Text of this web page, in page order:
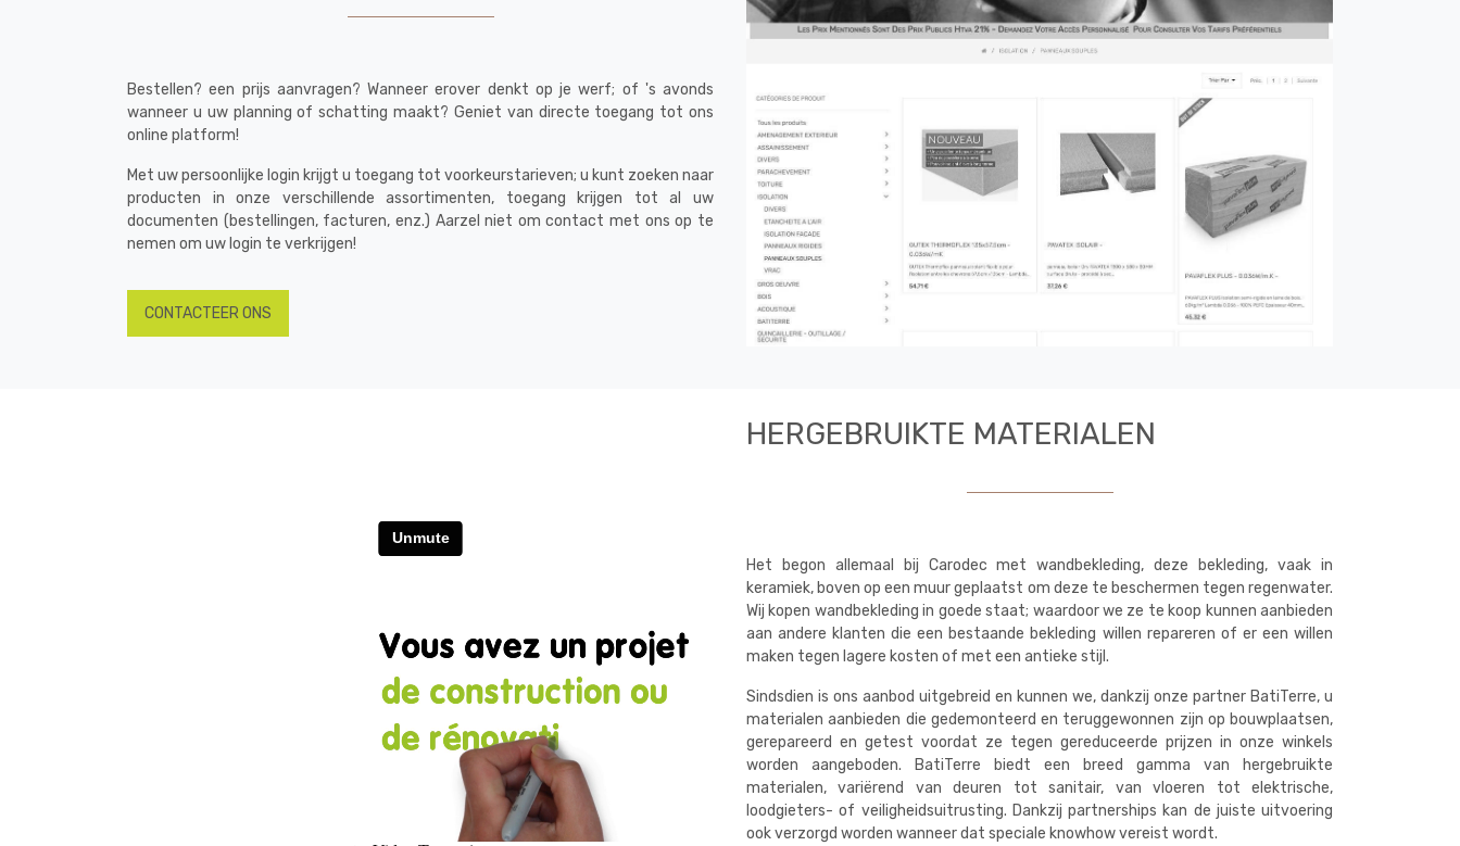
Bestellen? een prijs aanvragen? Wanneer erover denkt op je werf; of 's avonds
wanneer u uw planning of schatting maakt? Geniet van directe toegang tot ons
online platform!
Met uw persoonlijke login krijgt u toegang tot voorkeurstarieven; u kunt zoeken naar
producten in onze verschillende assortimenten, toegang krijgen tot al uw
documenten (bestellingen, facturen, enz.) Aarzel niet om contact met ons op te
nemen om uw login te verkrijgen!
CONTACTEER ONS
HERGEBRUIKTE MATERIALEN
Het begon allemaal bij Carodec met wandbekleding, deze bekleding, vaak in
keramiek, boven op een muur geplaatst om deze te beschermen tegen regenwater.
Wij kopen wandbekleding in goede staat; waardoor we ze te koop kunnen aanbieden
aan andere klanten die een bestaande bekleding willen repareren of er een willen
maken tegen lagere kosten of met een antieke stijl.
Sindsdien is ons aanbod uitgebreid en kunnen we, dankzij onze partner BatiTerre, u
materialen aanbieden die gedemonteerd en teruggewonnen zijn op bouwplaatsen,
gerepareerd en getest voordat ze tegen gereduceerde prijzen in onze winkels
worden aangeboden. BatiTerre biedt een breed gamma van hergebruikte
materialen, variërend van deuren tot sanitair, van vloeren tot elektrische,
loodgieters- of veiligheidsuitrusting. Dankzij partnerships kan de juiste uitvoering
ook verzorgd worden wanneer dat speciale knowhow vereist wordt.